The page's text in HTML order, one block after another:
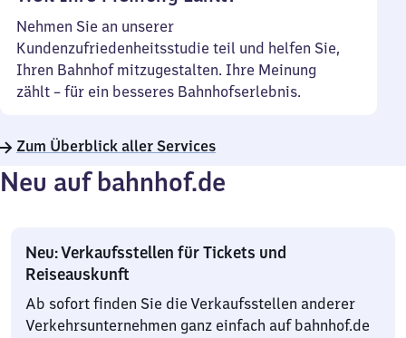
Nehmen Sie an unserer
Kundenzufriedenheitsstudie teil und helfen Sie,
Ihren Bahnhof mitzugestalten. Ihre Meinung
zählt – für ein besseres Bahnhofserlebnis.
Zum Überblick aller Services
Neu auf bahnhof.de
Neu: Verkaufsstellen für Tickets und
Reiseauskunft
Ab sofort finden Sie die Verkaufsstellen anderer
Verkehrsunternehmen ganz einfach auf bahnhof.de